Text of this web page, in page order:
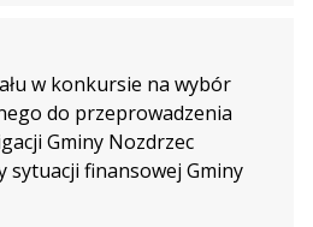
w konkursie na wybór
do przeprowadzenia
Gminy Nozdrzec
sytuacji finansowej Gminy